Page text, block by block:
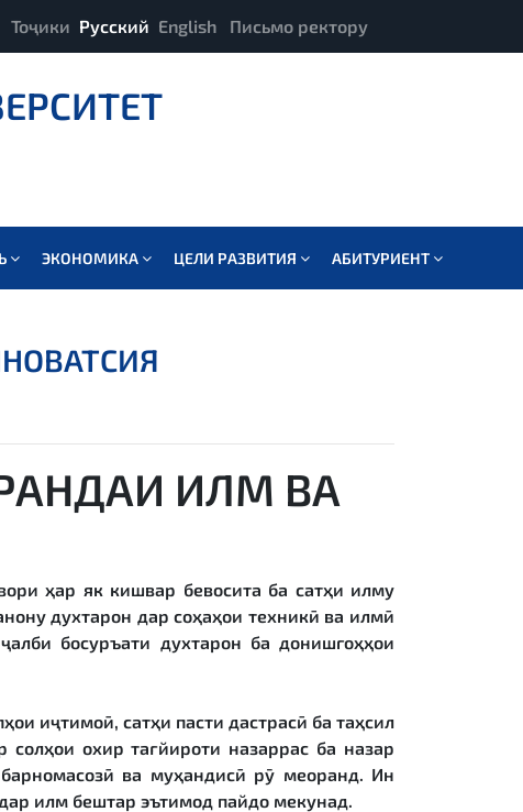
Тоҷики Русский English Письмо ректору
ЭКОНОМИКА ЦЕЛИ РАЗВИТИЯ АБИТУРИЕНТ
ИЛМ ВА
ҳар як кишвар бевосита ба сатҳи илму
духтарон дар соҳаҳои техникӣ ва илмӣ
босуръати духтарон ба донишгоҳҳои
иҷтимоӣ, сатҳи пасти дастрасӣ ба таҳсил
охир тағйироти назаррас ба назар
ва муҳандисӣ рӯ меоранд. Ин
илм бештар эътимод пайдо мекунад.